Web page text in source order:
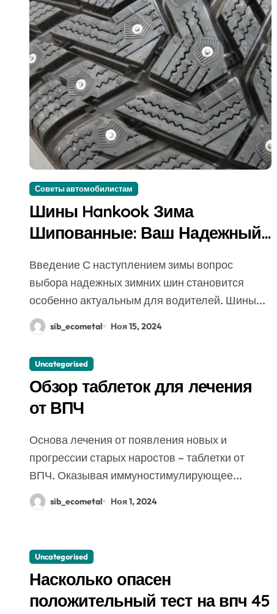
Советы автомобилистам
Шины Hankook Зима
Шипованные: Ваш Надежный
Введение С наступлением зимы вопрос
выбора надежных зимних шин становится
особенно актуальным для водителей. Шины...
sib_ecometal Ноя 15, 2024
Uncategorised
Обзор таблеток для лечения
от ВПЧ
Основа лечения от появления новых и
прогрессии старых наростов – таблетки от
ВПЧ. Оказывая иммуностимулирующее...
sib_ecometal Ноя 1, 2024
Uncategorised
Насколько опасен
положительный тест на впч 45